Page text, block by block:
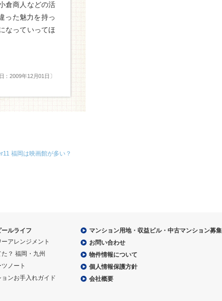
倉商人などの活
った魅力を持っ
なっていってほ
：2009年12月01日〕
福岡は映画館が多い？
ールライフ
ーアレンジメント
？ 福岡・九州
ノート
ョンお手入れガイド
マンション用地・収益ビル・中古マンション募集
お問い合わせ
物件情報について
個人情報保護方針
会社概要